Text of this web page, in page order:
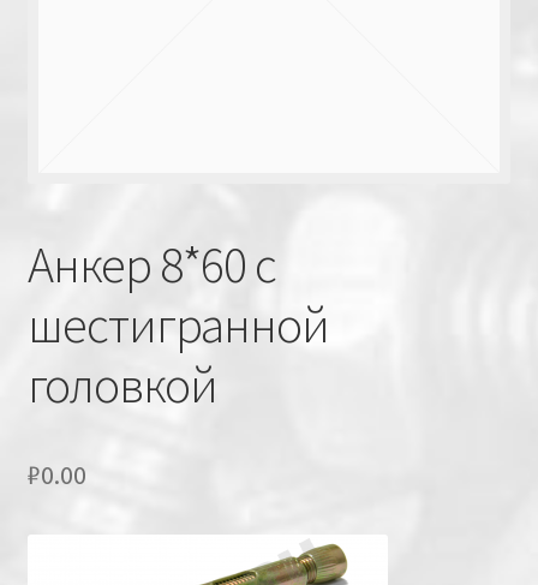
Анкер 8*60 с
шестигранной
головкой
₽0.00